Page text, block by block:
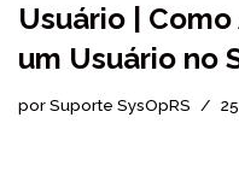
Usuário |
um Usuário no
porSuporte SysOpRS